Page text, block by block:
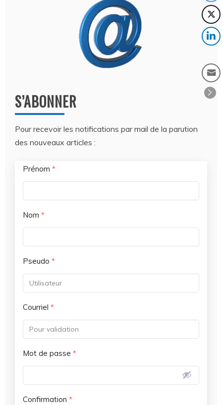
S’ABONNER
Pour recevoir les notifications par mail de la parution
des nouveaux articles :
Prénom *
Nom *
Pseudo *
Courriel *
Mot de passe *
Confirmation *